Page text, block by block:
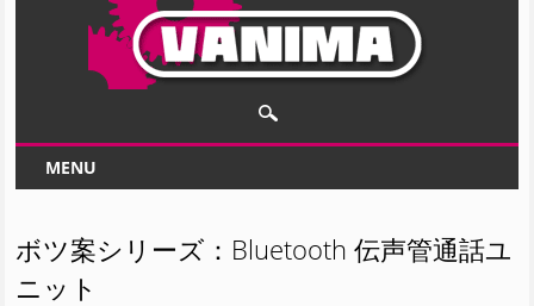
Main menu
MENU
ボツ案シリーズ：Bluetooth 伝声管通話ユ
ニット